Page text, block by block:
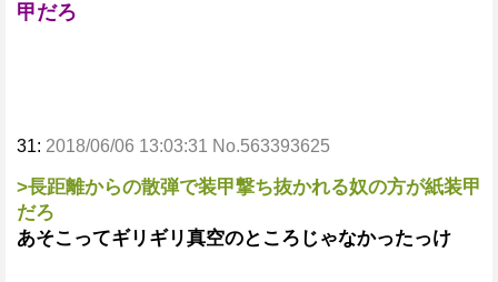
甲だろ
31: 2018/06/06 13:03:31 No.563393625
>長距離からの散弾で装甲撃ち抜かれる奴の方が紙装甲
だろ
あそこってギリギリ真空のところじゃなかったっけ